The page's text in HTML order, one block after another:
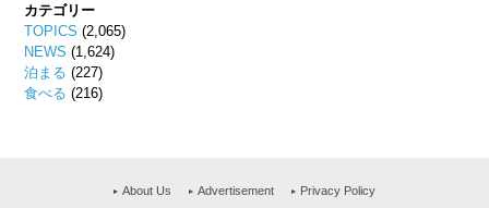
カテゴリー
TOPICS (2,065)
NEWS (1,624)
泊まる (227)
食べる (216)
About Us Advertisement Privacy Policy